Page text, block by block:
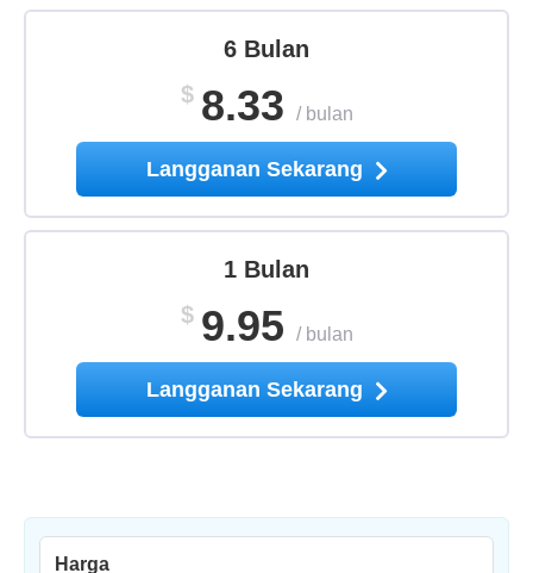
6 Bulan
$ 8.33 / bulan
Langganan Sekarang
1 Bulan
$ 9.95 / bulan
Langganan Sekarang
Harga